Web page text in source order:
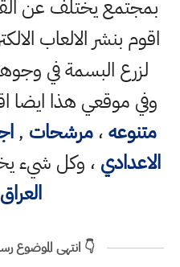
بمجتمع يختلف عن
اقوم بنشر الالعاب
لزرع البسمة في
وفي موقعي هذا ايضا
متنوعه،مرشحات ,
الاعدادي ، وكل شيء
العراق
👇 انتهى الموضوع